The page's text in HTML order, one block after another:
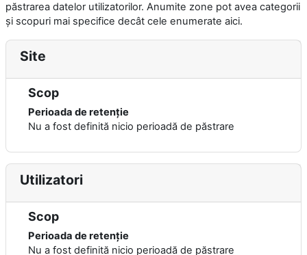
păstrarea datelor utilizatorilor. Anumite zone pot avea categorii
și scopuri mai specifice decât cele enumerate aici.
Site
Scop
Perioada de retenție
Nu a fost definită nicio perioadă de păstrare
Utilizatori
Scop
Perioada de retenție
Nu a fost definită nicio perioadă de păstrare